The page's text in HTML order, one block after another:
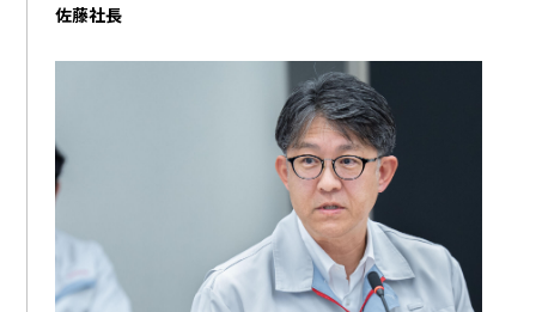
佐藤社長